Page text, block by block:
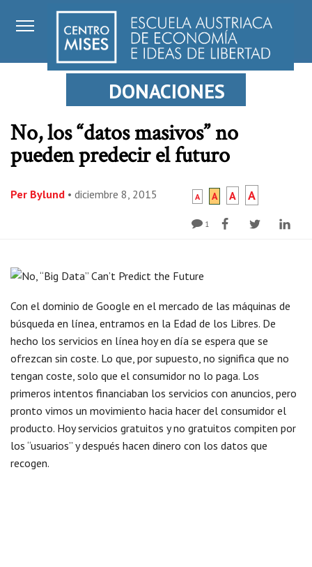
DONACIONES
No, los “datos masivos” no
pueden predecir el futuro
Per Bylund • diciembre 8, 2015 A A A A
1
Con el dominio de Google en el mercado de las máquinas de
búsqueda en línea, entramos en la Edad de los Libres. De
hecho los servicios en línea hoy en día se espera que se
ofrezcan sin coste. Lo que, por supuesto, no significa que no
tengan coste, solo que el consumidor no lo paga. Los
primeros intentos financiaban los servicios con anuncios, pero
pronto vimos un movimiento hacia hacer del consumidor el
producto. Hoy servicios gratuitos y no gratuitos compiten por
los “usuarios” y después hacen dinero con los datos que
recogen.